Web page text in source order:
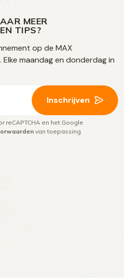
MEER
TIPS?
op de MAX
maandag en donderdag in
Inschrijven
reCAPTCHA en het Google
van toepassing.